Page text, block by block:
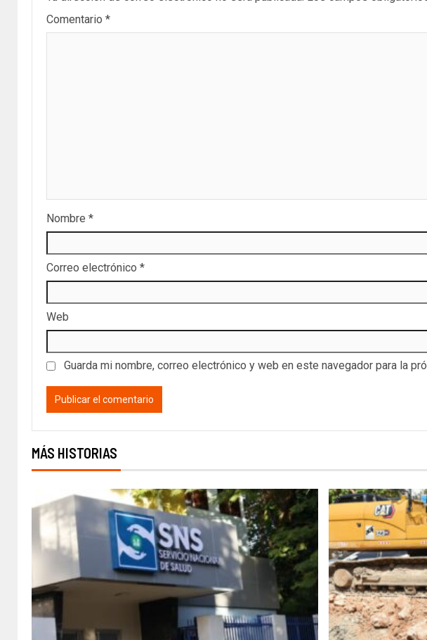
Comentario *
Nombre *
Correo electrónico *
Web
Guarda mi nombre, correo electrónico y web en este navegador para la
MÁS HISTORIAS